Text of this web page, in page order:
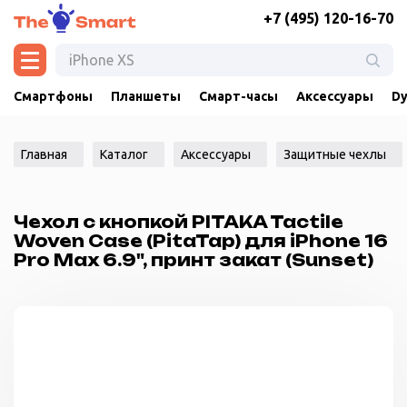
+7 (495) 120-16-70
Смартфоны Планшеты Смарт-часы Аксессуары
Главная Каталог Аксессуары Защитные чехлы
Чехол с кнопкой PITAKA Tactile
Woven Case (PitaTap) для iPhone 16
Pro Max 6.9", принт закат (Sunset)